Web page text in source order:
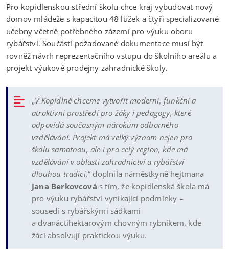
Pro kopidlenskou střední školu chce kraj vybudovat nový
domov mládeže s kapacitou 48 lůžek a čtyři specializované
učebny včetně potřebného zázemí pro výuku oboru
rybářství. Součástí požadované dokumentace musí být
rovněž návrh reprezentačního vstupu do školního areálu a
projekt výukové prodejny zahradnické školy.
„V Kopidlně chceme vytvořit moderní, funkční a
atraktivní prostředí pro žáky i pedagogy, které
odpovídá současným nárokům odborného
vzdělávání. Projekt má velký význam nejen pro
školu samotnou, ale i pro celý region, kde má
vzdělávání v oblasti zahradnictví a rybářství
dlouhou tradici,“ doplnila náměstkyně hejtmana
Jana Berkovcová s tím, že kopidlenská škola má
pro výuku rybářství vynikající podmínky –
sousedí s rybářskými sádkami
a dvanáctihektarovým chovným rybníkem, kde
žáci absolvují praktickou výuku.